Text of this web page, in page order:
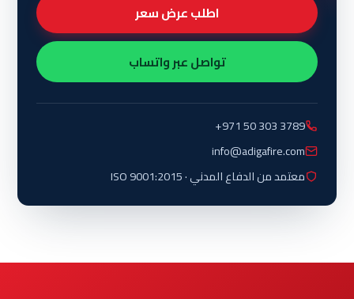
اطلب عرض سعر
تواصل عبر واتساب
+971 50 303 3789
info@adigafire.com
معتمد من الدفاع المدني · ISO 9001:2015